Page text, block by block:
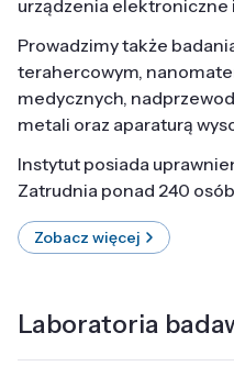
urządzenia
Prowadzimy także
terahercowym,
medycznych,
metali oraz aparaturą
Instytut posiada
Zatrudnia ponad 240
Zobacz więcej
Laboratoria